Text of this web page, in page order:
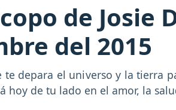
de Josie
del 2015
te depara el universo y la tierra
hoy de tu lado en el amor, la